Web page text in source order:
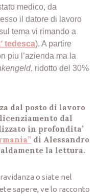
medico, da
il datore di lavoro
tema vi rimando a
tedesca). A partire
piu l’azienda ma la
, ridotto del 30%
dal posto di lavoro
dal
in profondita’
di Alessandro
la lettura.
o siate nel
sapere, ve lo racconto